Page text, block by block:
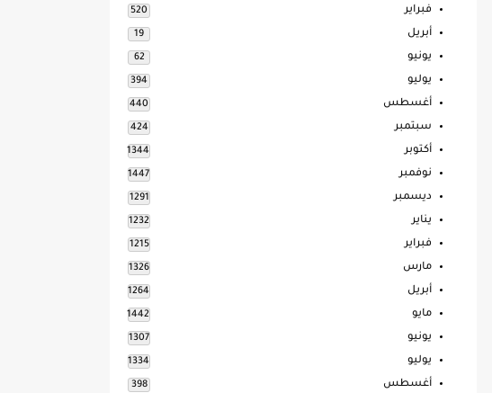
فبراير 520
أبريل 19
يونيو 62
يوليو 394
أغسطس 440
سبتمبر 424
أكتوبر 1344
نوفمبر 1447
ديسمبر 1291
يناير 1232
فبراير 1215
مارس 1326
أبريل 1264
مايو 1442
يونيو 1307
يوليو 1334
أغسطس 398